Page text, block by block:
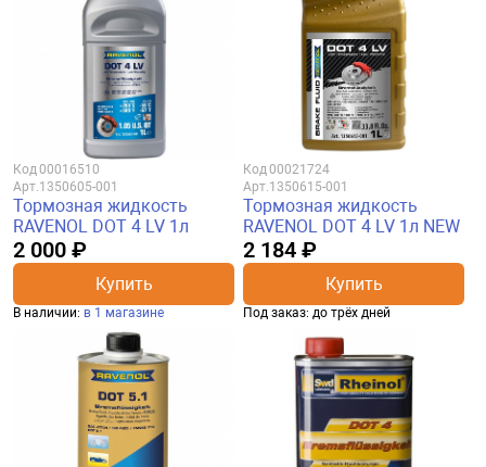
Код00016510
Арт.1350605-001
Тормозная жидкость
RAVENOL DOT 4 LV 1л
2 000 ₽
Купить
В наличии: в 1 магазине
Код00021724
Арт.1350615-001
Тормозная жидкость
RAVENOL DOT 4 LV 1л NEW
2 184 ₽
Купить
Под заказ: до трёх дней